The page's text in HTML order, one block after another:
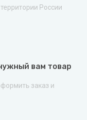
России
вам товар
заказ и